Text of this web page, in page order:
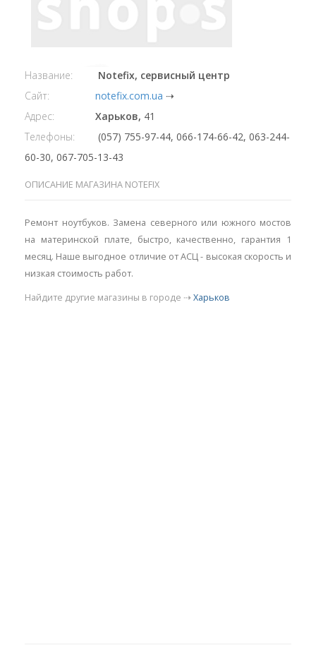
Название:
Notefix, сервисный центр
Сайт:
notefix.com.ua ⇢
Адрес:
Харьков, 41
Телефоны:
(057) 755-97-44, 066-174-66-42, 063-244-
60-30, 067-705-13-43
ОПИСАНИЕ МАГАЗИНА NOTEFIX
Ремонт ноутбуков. Замена северного или южного мостов
на материнской плате, быстро, качественно, гарантия 1
месяц. Наше выгодное отличие от АСЦ - высокая скорость и
низкая стоимость работ.
Найдите другие магазины в городе ⇢ Харьков